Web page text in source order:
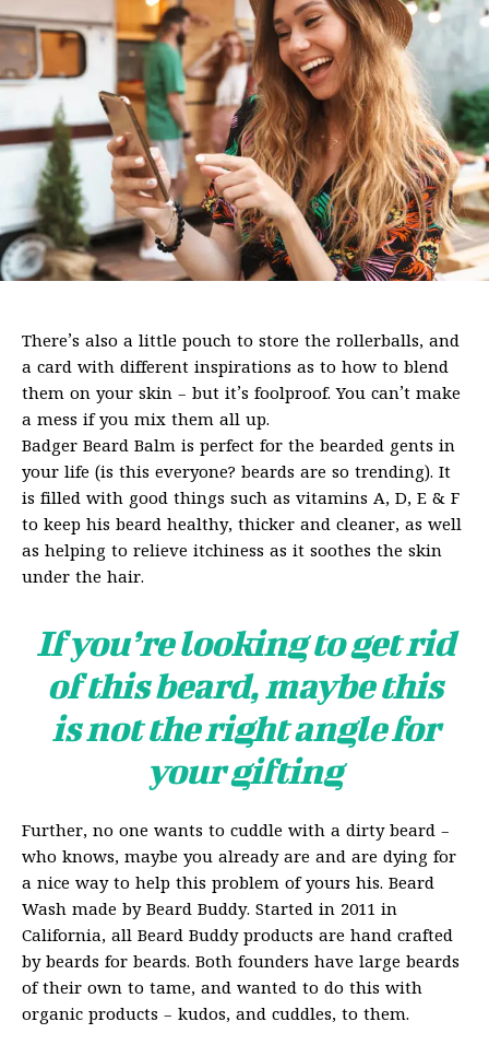
There’s also a little pouch to store the rollerballs, and
a card with different inspirations as to how to blend
them on your skin – but it’s foolproof. You can’t make
a mess if you mix them all up.
Badger Beard Balm is perfect for the bearded gents in
your life (is this everyone? beards are so trending). It
is filled with good things such as vitamins A, D, E & F
to keep his beard healthy, thicker and cleaner, as well
as helping to relieve itchiness as it soothes the skin
under the hair.
If you’re looking to get rid
of this beard, maybe this
is not the right angle for
your gifting
Further, no one wants to cuddle with a dirty beard –
who knows, maybe you already are and are dying for
a nice way to help this problem of yours his. Beard
Wash made by Beard Buddy. Started in 2011 in
California, all Beard Buddy products are hand crafted
by beards for beards. Both founders have large beards
of their own to tame, and wanted to do this with
organic products – kudos, and cuddles, to them.